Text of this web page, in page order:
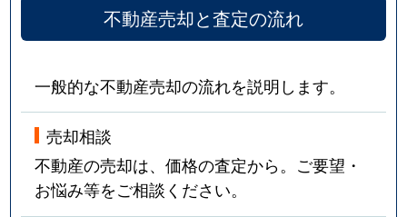
不動産売却と査定の流れ
一般的な不動産売却の流れを説明します。
売却相談
不動産の売却は、価格の査定から。ご要望・
お悩み等をご相談ください。